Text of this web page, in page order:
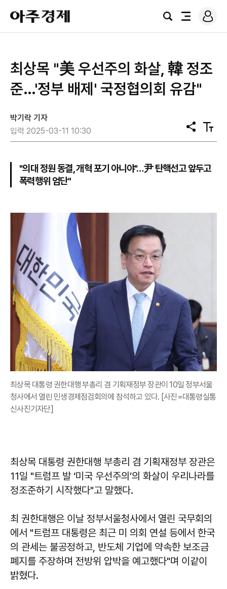
아
주
경
검
전
로
그
최상목 "美 우선주의 화살, 韓 정조
준…'정부 배제' 국정협의회 유감"
박기락 기자
입력 2025-03-11 10:30
공
유
텍
스
기
"의대 정원 동결, 개혁 포기 아니야"…尹 탄핵선고 앞두고
폭력행위 엄단"
최상목 대통령 권한대행 부총리 겸 기획재정부 장관이 10일 정부서울
청사에서 열린 민생경제점검회의에 참석하고 있다. [사진=대통령실통
신사진기자단]
최상목 대통령 권한대행 부총리 겸 기획재정부 장관은
11일 "트럼프 발 ‘미국 우선주의’의 화살이 우리나라를
정조준하기 시작했다"고 말했다.
최 권한대행은 이날 정부서울청사에서 열린 국무회의
에서 "트럼프 대통령은 최근 미 의회 연설 등에서 한국
의 관세는 불공정하고, 반도체 기업에 약속한 보조금
폐지를 주장하며 전방위 압박을 예고했다"며 이같이
밝혔다.